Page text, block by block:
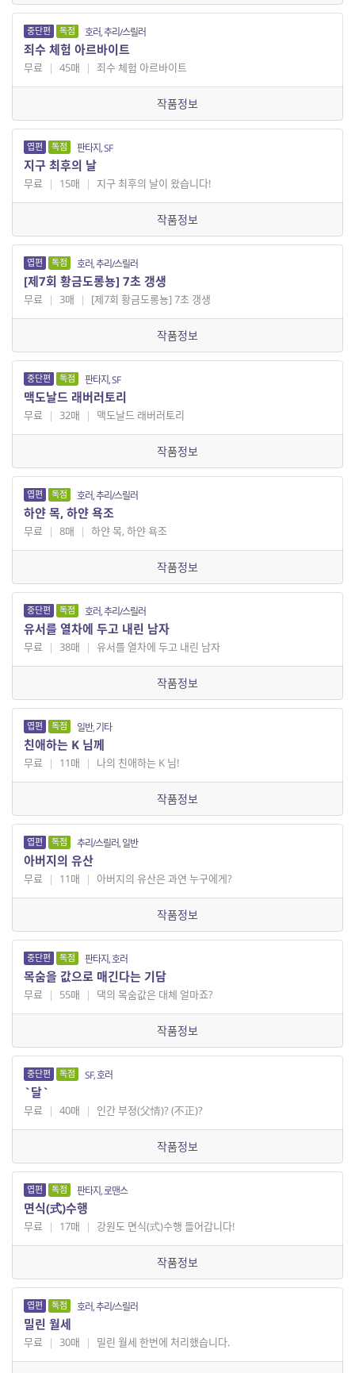
중단편 독점 호러, 추리/스릴러
죄수 체험 아르바이트
무료 | 45매 | 죄수 체험 아르바이트
작품정보
엽편 독점 판타지, SF
지구 최후의 날
무료 | 15매 | 지구 최후의 날이 왔습니다!
작품정보
엽편 독점 호러, 추리/스릴러
[제7회 황금도롱뇽] 7초 갱생
무료 | 3매 | [제7회 황금도롱뇽] 7초 갱생
작품정보
중단편 독점 판타지, SF
맥도날드 래버러토리
무료 | 32매 | 맥도날드 래버러토리
작품정보
엽편 독점 호러, 추리/스릴러
하얀 목, 하얀 욕조
무료 | 8매 | 하얀 목, 하얀 욕조
작품정보
중단편 독점 호러, 추리/스릴러
유서를 열차에 두고 내린 남자
무료 | 38매 | 유서를 열차에 두고 내린 남자
작품정보
엽편 독점 일반, 기타
친애하는 K 님께
무료 | 11매 | 나의 친애하는 K 님!
작품정보
엽편 독점 추리/스릴러, 일반
아버지의 유산
무료 | 11매 | 아버지의 유산은 과연 누구에게?
작품정보
중단편 독점 판타지, 호러
목숨을 값으로 매긴다는 기담
무료 | 55매 | 댁의 목숨값은 대체 얼마죠?
작품정보
중단편 독점 SF, 호러
`달`
무료 | 40매 | 인간 부정(父情)? (不正)?
작품정보
엽편 독점 판타지, 로맨스
면식(式)수행
무료 | 17매 | 강원도 면식(式)수행 들어갑니다!
작품정보
엽편 독점 호러, 추리/스릴러
밀린 월세
무료 | 30매 | 밀린 월세 한번에 처리했습니다.